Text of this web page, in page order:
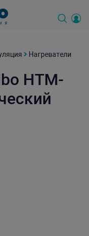
Нагреватели
HTM-